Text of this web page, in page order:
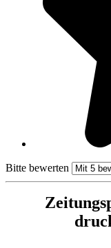
Bitte bewerten